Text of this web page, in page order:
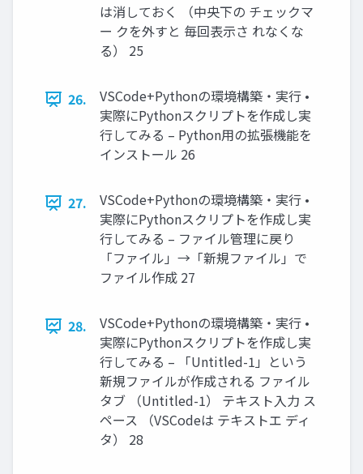
は消しておく （中央下の チェックマ
ー クを外すと 毎回表示さ れなくな
る） 25
26.
VSCode+Pythonの環境構築・実行 •
実際にPythonスクリプトを作成し実
行してみる – Python用の拡張機能を
インストール 26
27.
VSCode+Pythonの環境構築・実行 •
実際にPythonスクリプトを作成し実
行してみる – ファイル管理に戻り
「ファイル」→「新規ファイル」で
ファイル作成 27
28.
VSCode+Pythonの環境構築・実行 •
実際にPythonスクリプトを作成し実
行してみる – 「Untitled-1」という
新規ファイルが作成される ファイル
タブ （Untitled-1） テキスト入力 ス
ペース （VSCodeは テキストエ ディ
タ） 28